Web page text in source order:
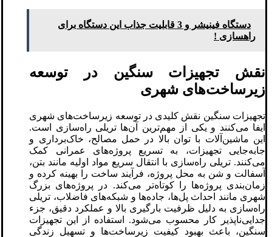
دستگاه فینیشر و 3 قابلیت جذاب این دستگاه برای
راهسازی !
نقش تجهیزات سنگین در توسعه
زیرساخت‌های شهری
تجهیزات سنگین نقش کلیدی در توسعه زیرساخت‌های شهری
ایفا می‌کنند و یکی از مهم‌ترین آن‌ها تریلی‌ راه‌سازی است.
این ماشین‌آلات با توان بالا در حمل مصالح، خاک‌برداری و
جابه‌جایی تجهیزات، به تسریع پروژه‌های عمرانی کمک
می‌کنند. تریلی‌ راه‌سازی با انتقال سریع مواد اولیه مانند بتن،
آسفالت و شن به محل پروژه، فرآیند ساخت را بهینه کرده و
زمان‌بندی پروژه‌ها را کوتاه‌تر می‌کند. در پروژه‌های بزرگ
شهری مانند احداث پل‌ها، جاده‌ها و شبکه‌های فاضلاب، تریلی‌
راه‌سازی به دلیل ظرفیت بارگیری بالا و عملکرد دقیق، جزء
جدایی‌ناپذیر کار محسوب می‌شود. استفاده از این تجهیزات
سنگین، باعث بهبود کیفیت زیرساخت‌ها و تسهیل زندگی